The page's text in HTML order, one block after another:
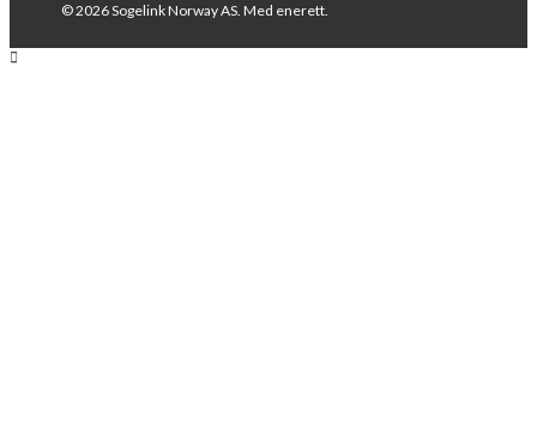
© 2026 Sogelink Norway AS. Med enerett.